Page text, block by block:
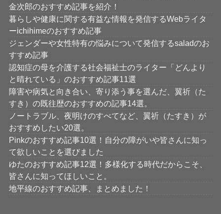
金次郎のおすすめ記事を紹介！
暮らしや健康に関する有益な情報を発信するWebライタ
ーichihimeのおすすめ記事
ジェンダーや女性特有の悩みについて発信するsaladのお
すすめ記事
認知症の母を介護する社会福祉士のライター「どんより
と晴れている」のおすすめ記事11選
障害や病気と向き合い、寄り添う事を選んだ、翼祈（た
すき）の既往歴のおすすめの記事14選。
ノートラブル、夜明けのすべてなど、翼祈（たすき）が
おすすめしたい20選。
Pinkのおすすめ記事10選！自分の障がいや皆さんに知っ
て欲しいことを選びました
ゆたのおすすめ記事12選！多様化する時代だからこそ、
皆さんに知ってほしいこと。
地平線のおすすめ記事、まとめました！